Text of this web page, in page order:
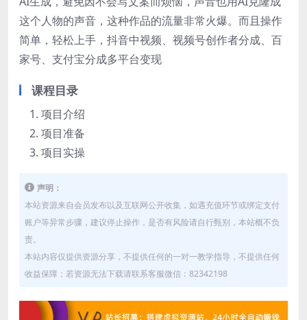
这个人物的声音，这种作品的流量非常火爆。而且操作
简单，轻松上手，抖音中视频、视频号创作者分成、百
家号、支付宝分成多平台变现
课程目录
项目介绍
项目准备
项目实操
声明：
本站资源来自会员发布以及互联网公开收集，如遇充值环节或绑定支付
账户等异常步骤，建议停止操作，是否有风险请自行甄别，本站概不负
责。
本站内容仅提供资源分享，不提供任何的一对一教学指导，不提供任何
收益保障；若资源无法下载请联系客服微信：82342198